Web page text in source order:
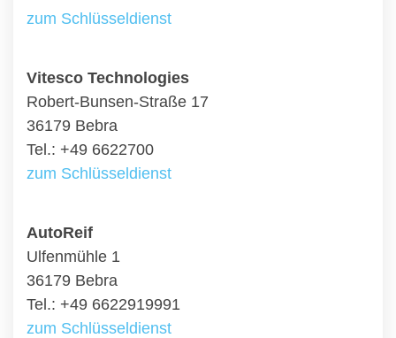
zum Schlüsseldienst
Vitesco Technologies
Robert-Bunsen-Straße 17
36179 Bebra
Tel.: +49 6622700
zum Schlüsseldienst
AutoReif
Ulfenmühle 1
36179 Bebra
Tel.: +49 6622919991
zum Schlüsseldienst